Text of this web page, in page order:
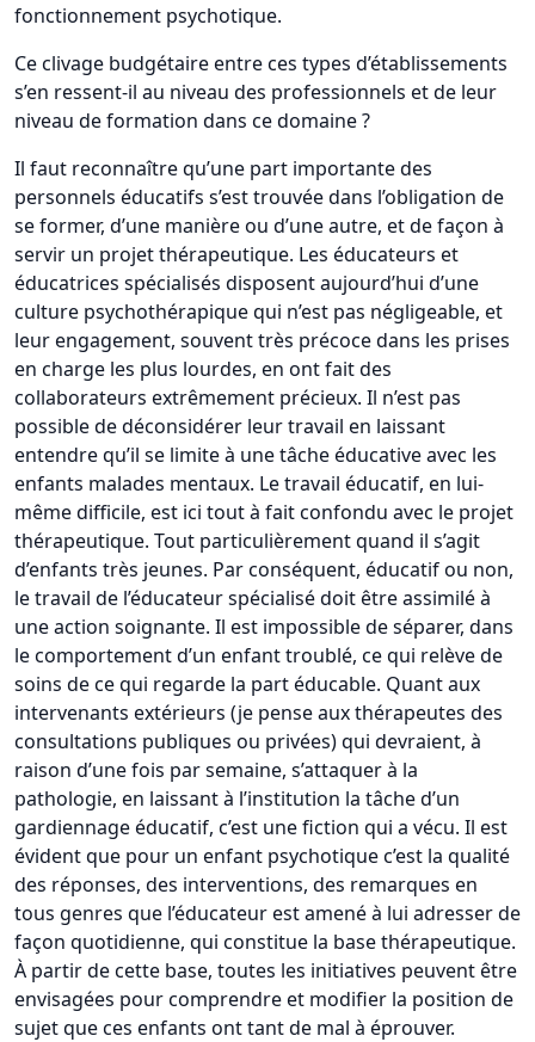
fonctionnement psychotique.
Ce clivage budgétaire entre ces types d’établissements
s’en ressent-il au niveau des professionnels et de leur
niveau de formation dans ce domaine ?
Il faut reconnaître qu’une part importante des
personnels éducatifs s’est trouvée dans l’obligation de
se former, d’une manière ou d’une autre, et de façon à
servir un projet thérapeutique. Les éducateurs et
éducatrices spécialisés disposent aujourd’hui d’une
culture psychothérapique qui n’est pas négligeable, et
leur engagement, souvent très précoce dans les prises
en charge les plus lourdes, en ont fait des
collaborateurs extrêmement précieux. Il n’est pas
possible de déconsidérer leur travail en laissant
entendre qu’il se limite à une tâche éducative avec les
enfants malades mentaux. Le travail éducatif, en lui-
même difficile, est ici tout à fait confondu avec le projet
thérapeutique. Tout particulièrement quand il s’agit
d’enfants très jeunes. Par conséquent, éducatif ou non,
le travail de l’éducateur spécialisé doit être assimilé à
une action soignante. Il est impossible de séparer, dans
le comportement d’un enfant troublé, ce qui relève de
soins de ce qui regarde la part éducable. Quant aux
intervenants extérieurs (je pense aux thérapeutes des
consultations publiques ou privées) qui devraient, à
raison d’une fois par semaine, s’attaquer à la
pathologie, en laissant à l’institution la tâche d’un
gardiennage éducatif, c’est une fiction qui a vécu. Il est
évident que pour un enfant psychotique c’est la qualité
des réponses, des interventions, des remarques en
tous genres que l’éducateur est amené à lui adresser de
façon quotidienne, qui constitue la base thérapeutique.
À partir de cette base, toutes les initiatives peuvent être
envisagées pour comprendre et modifier la position de
sujet que ces enfants ont tant de mal à éprouver.